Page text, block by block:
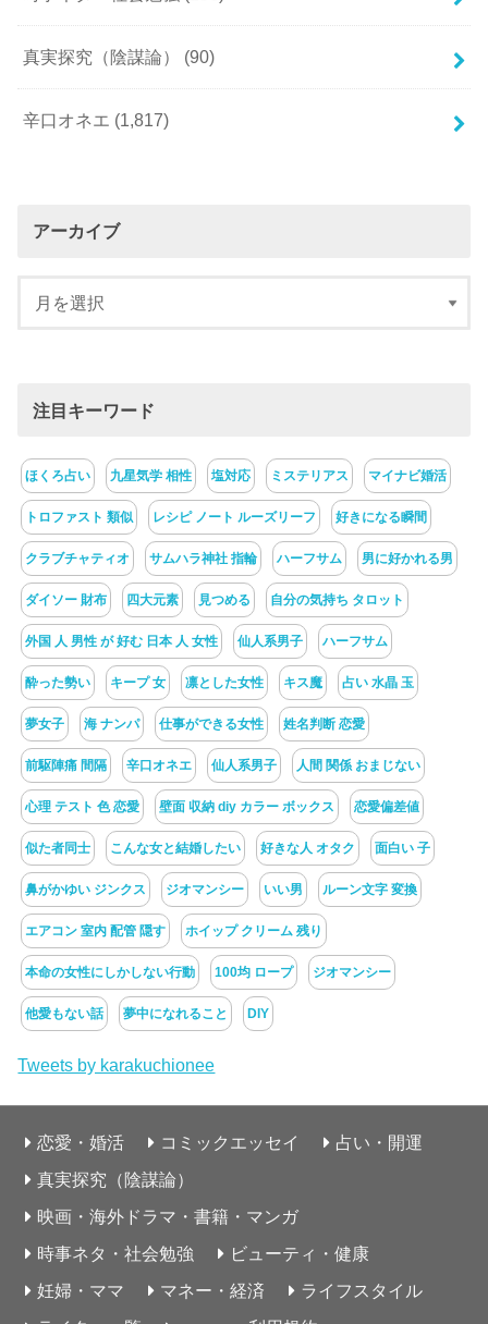
真実探究（陰謀論） (90)
辛口オネエ (1,817)
アーカイブ
注目キーワード
ほくろ占い 九星気学 相性 塩対応 ミステリアス マイナビ婚活
トロファスト 類似 レシピ ノート ルーズリーフ 好きになる瞬間
クラブチャティオ サムハラ神社 指輪 ハーフサム 男に好かれる男
ダイソー 財布 四大元素 見つめる 自分の気持ち タロット
外国 人 男性 が 好む 日本 人 女性 仙人系男子 ハーフサム
酔った勢い キープ 女 凛とした女性 キス魔 占い 水晶 玉
夢女子 海 ナンパ 仕事ができる女性 姓名判断 恋愛
前駆陣痛 間隔 辛口オネエ 仙人系男子 人間 関係 おまじない
心理 テスト 色 恋愛 壁面 収納 diy カラー ボックス 恋愛偏差値
似た者同士 こんな女と結婚したい 好きな人 オタク 面白い 子
鼻がかゆい ジンクス ジオマンシー いい男 ルーン文字 変換
エアコン 室内 配管 隠す ホイップ クリーム 残り
本命の女性にしかしない行動 100均 ロープ ジオマンシー
他愛もない話 夢中になれること DIY
Tweets by karakuchionee
恋愛・婚活 コミックエッセイ
占い・開運
真実探究（陰謀論）
映画・海外ドラマ・書籍・マンガ
時事ネタ・社会勉強
ビューティ・健康
妊婦・ママ
マネー・経済
ライフスタイル